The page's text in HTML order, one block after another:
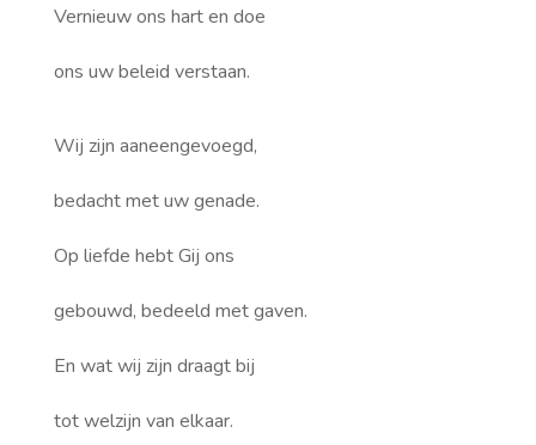
Vernieuw ons hart en doe
ons uw beleid verstaan.
Wij zijn aaneengevoegd,
bedacht met uw genade.
Op liefde hebt Gij ons
gebouwd, bedeeld met gaven.
En wat wij zijn draagt bij
tot welzijn van elkaar.